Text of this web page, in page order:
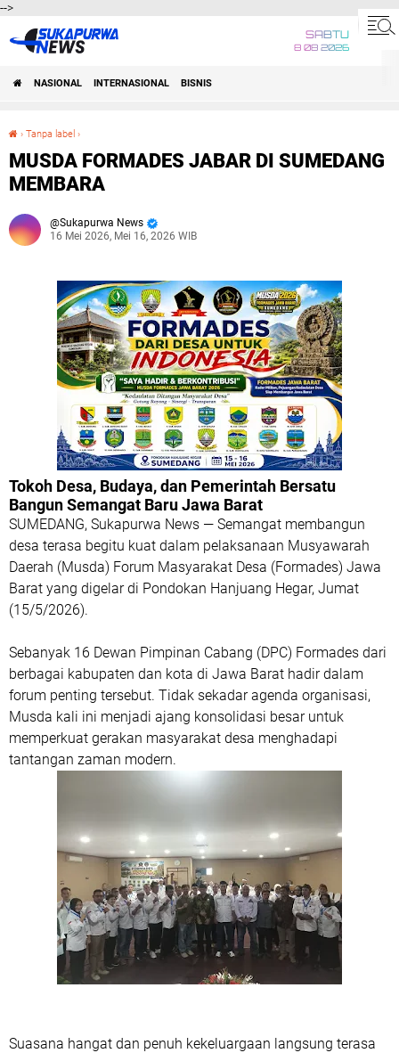
-->
SABTU
8 08 2026
NASIONAL INTERNASIONAL BISNIS
› Tanpa label ›
MUSDA FORMADES JABAR DI SUMEDANG
MEMBARA
Sukapurwa News
16 Mei 2026, Mei 16, 2026 WIB
Tokoh Desa, Budaya, dan Pemerintah Bersatu
Bangun Semangat Baru Jawa Barat
SUMEDANG, Sukapurwa News — Semangat membangun
desa terasa begitu kuat dalam pelaksanaan Musyawarah
Daerah (Musda) Forum Masyarakat Desa (Formades) Jawa
Barat yang digelar di Pondokan Hanjuang Hegar, Jumat
(15/5/2026).
Sebanyak 16 Dewan Pimpinan Cabang (DPC) Formades dari
berbagai kabupaten dan kota di Jawa Barat hadir dalam
forum penting tersebut. Tidak sekadar agenda organisasi,
Musda kali ini menjadi ajang konsolidasi besar untuk
memperkuat gerakan masyarakat desa menghadapi
tantangan zaman modern.
Suasana hangat dan penuh kekeluargaan langsung terasa